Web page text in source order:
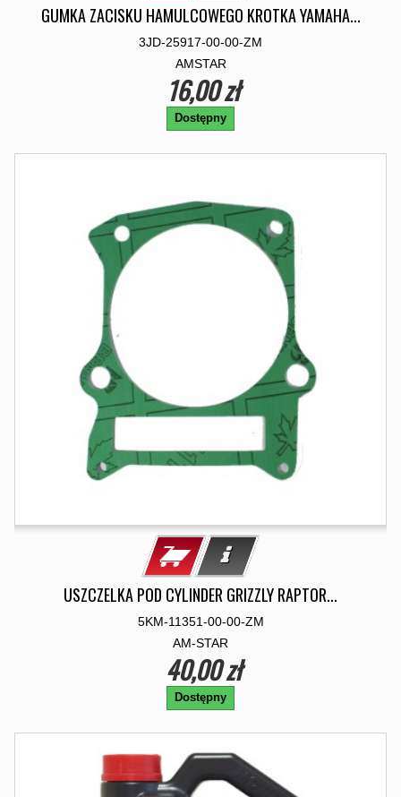
GUMKA ZACISKU HAMULCOWEGO KROTKA YAMAHA...
3JD-25917-00-00-ZM
AMSTAR
16,00 zł
Dostępny
USZCZELKA POD CYLINDER GRIZZLY RAPTOR...
5KM-11351-00-00-ZM
AM-STAR
40,00 zł
Dostępny